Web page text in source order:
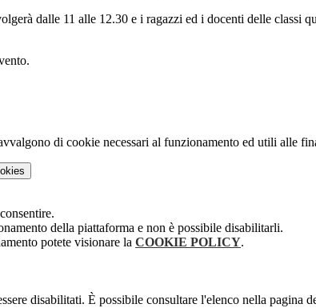
dalle 11 alle 12.30 e i ragazzi ed i docenti delle classi
di cookie necessari al funzionamento ed utili alle
della piattaforma e non è possibile disabilitarli.
potete visionare la COOKIE POLICY.
disabilitati. È possibile consultare l'elenco nella pagina